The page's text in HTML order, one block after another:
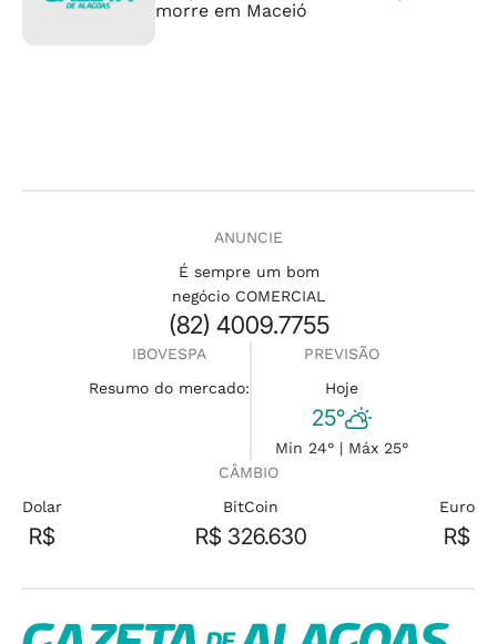
morre em Maceió
ANUNCIE
É sempre um bom
negócio COMERCIAL
(82) 4009.7755
IBOVESPA
Resumo do mercado:
PREVISÃO
Hoje
25°
Min 24° | Máx 25°
CÂMBIO
Dolar
R$
BitCoin
R$ 326.630
Euro
R$